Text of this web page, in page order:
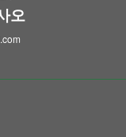
오